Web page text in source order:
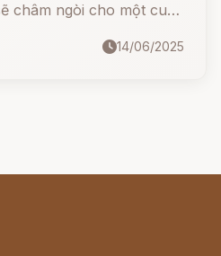
châm ngòi cho một cuộc
Câu chuyện cổ tích
còn là bài học sâu sắc
nhường và sức
14/06/2025